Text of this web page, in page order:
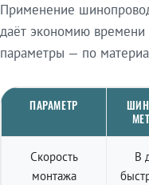
Применение
даёт экономию
параметры — по
ПАРАМЕТР
Скорость
монтажа
В